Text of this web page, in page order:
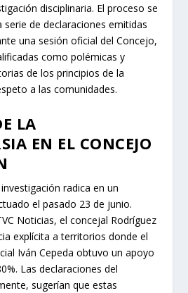
disciplinaria. El proceso se
de declaraciones emitidas
una sesión oficial del Concejo,
como polémicas y
de los principios de la
a las comunidades.
LA
EN EL CONCEJO
radica en un
el pasado 23 de junio.
Noticias, el concejal Rodríguez
explícita a territorios donde el
Iván Cepeda obtuvo un apoyo
Las declaraciones del
sugerían que estas